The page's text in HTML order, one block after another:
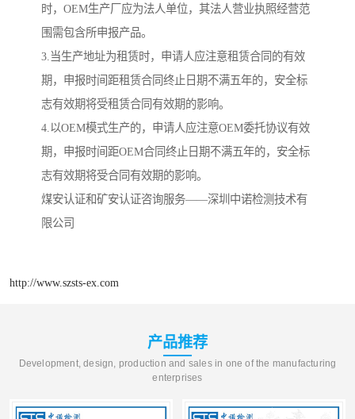
时，OEM生产厂应为法人单位，其法人营业执照经营范
围需包含所申报产品。
3.当生产地址为租赁时，申请人应注意租赁合同的有效
期，申报时间距租赁合同终止日期不满五年的，安全标
志有效期将受租赁合同有效期的影响。
4.以OEM模式生产的，申请人应注意OEM委托协议有效
期，申报时间距OEM合同终止日期不满五年的，安全标
志有效期将受合同有效期的影响。
煤安认证和矿安认证咨询服务——深圳中诺检测技术有
限公司
http://www.szsts-ex.com
产品推荐
Development, design, production and sales in one of the manufacturing
enterprises